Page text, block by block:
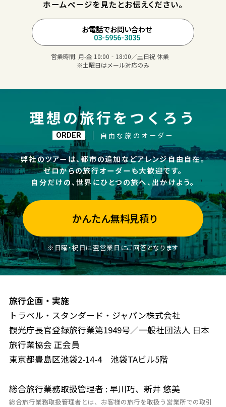
ホームページを見たとお伝えください。
お電話でお問い合わせ
03-5956-3035
営業時間: 月-金 10:00‐18:00／土日祝 休業
※土曜日はメール対応のみ
理想の旅行をつくろう
ORDER 自由な旅のオーダー
弊社のツアーは、都市の追加などアレンジ自由自在。
ゼロからの旅行オーダーも大歓迎です。
自分だけの、世界にひとつの旅へ、出かけよう。
かんたん無料見積り
※日曜・祝日は翌営業日にご回答となります
旅行企画・実施
トラベル・スタンダード・ジャパン株式会社
観光庁長官登録旅行業第1949号／一般社団法人 日本
旅行業協会 正会員
東京都豊島区池袋2-14-4 池袋TAビル5階
総合旅行業務取扱管理者 : 早川巧、新井 悠美
総合旅行業務取扱管理者とは、お客様の旅行を取扱う営業所での取引